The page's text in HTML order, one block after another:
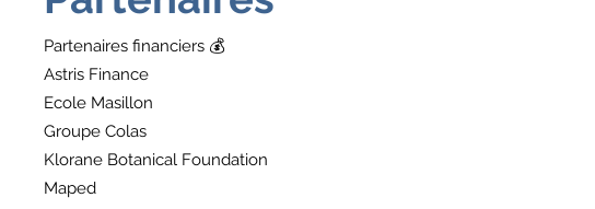
Partenaires financiers 💰
Astris Finance
Ecole Masillon
Groupe Colas
Klorane Botanical Foundation
Maped